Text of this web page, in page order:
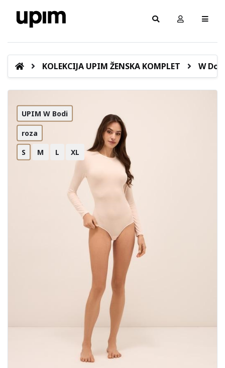
KOLEKCIJA UPIM ŽENSKA KOMPLET W
UPIM W Bodi
roza
S M L XL